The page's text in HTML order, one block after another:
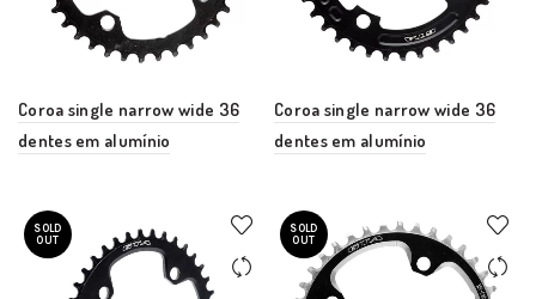
Coroa single narrow wide 36
dentes em alumínio
Coroa single narrow wide 36
dentes em alumínio
SOLD
OUT
SOLD
OUT